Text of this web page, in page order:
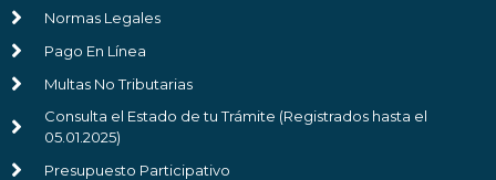
Normas Legales
Pago En Línea
Multas No Tributarias
Consulta el Estado de tu Trámite (Registrados hasta el
05.01.2025)
Presupuesto Participativo